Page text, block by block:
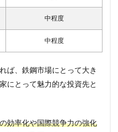
中程度
中程度
ば、鉄鋼市場にとって大き
にとって魅力的な投資先と
効率化や国際競争力の強化